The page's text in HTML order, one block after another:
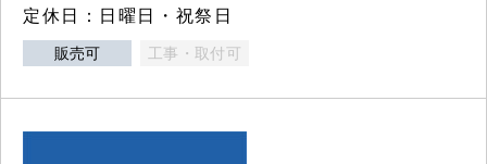
定休日：日曜日・祝祭日
販売可 工事・取付可